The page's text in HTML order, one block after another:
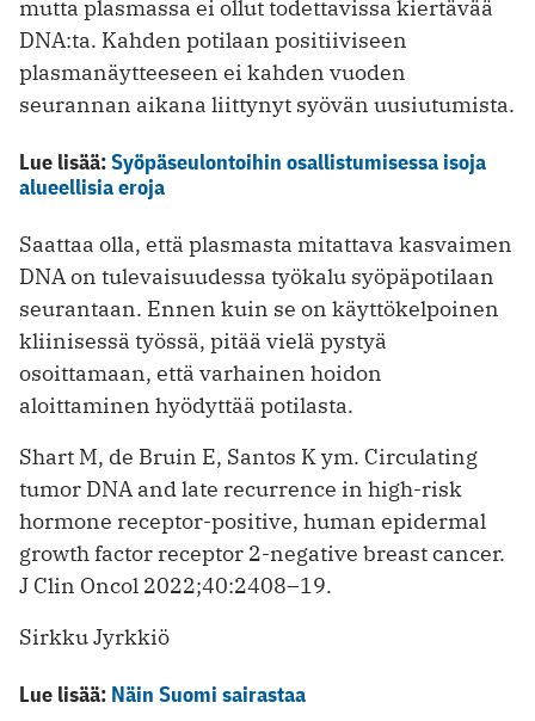
mutta plasmassa ei ollut todettavissa kiertävää
DNA:ta. Kahden potilaan positiiviseen
plasmanäytteeseen ei kahden vuoden
seurannan aikana liittynyt syövän uusiutumista.
Lue lisää:Syöpäseulontoihin osallistumisessa isoja
alueellisia eroja
Saattaa olla, että plasmasta mitattava kasvaimen
DNA on tulevaisuudessa työkalu syöpäpotilaan
seurantaan. Ennen kuin se on käyttökelpoinen
kliinisessä työssä, pitää vielä pystyä
osoittamaan, että varhainen hoidon
aloittaminen hyödyttää potilasta.
Shart M, de Bruin E, Santos K ym. Circulating
tumor DNA and late recurrence in high-risk
hormone receptor-positive, human epidermal
growth factor receptor 2-negative breast cancer.
J Clin Oncol 2022;40:2408–19.
Sirkku Jyrkkiö
Lue lisää: Näin Suomi sairastaa